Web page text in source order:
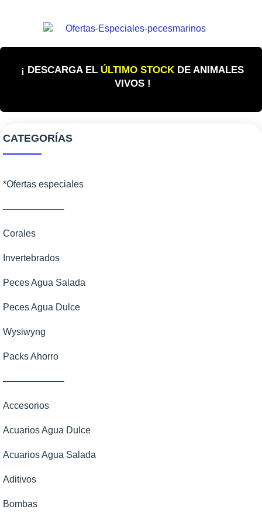
¡ DESCARGA EL ÚLTIMO STOCK DE ANIMALES
VIVOS !
CATEGORÍAS
*Ofertas especiales
——————–
Corales
Invertebrados
Peces Agua Salada
Peces Agua Dulce
Wysiwyng
Packs Ahorro
——————–
Accesorios
Acuarios Agua Dulce
Acuarios Agua Salada
Aditivos
Bombas